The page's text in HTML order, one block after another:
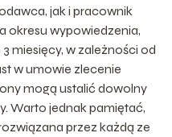
jak i pracownik
okresu wypowiedzenia,
miesięcy, w zależności od
w umowie zlecenie
mogą ustalić dowolny
Warto jednak pamiętać,
przez każdą ze